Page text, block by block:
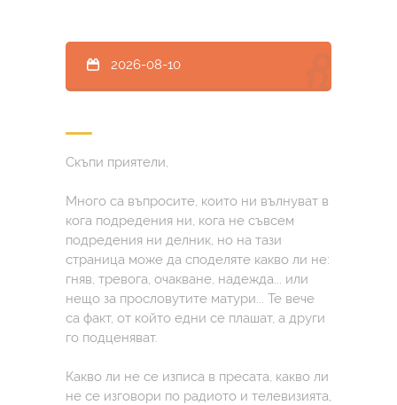
2026-08-10
Скъпи приятели,
Много са въпросите, които ни вълнуват в
кога подредения ни, кога не съвсем
подредения ни делник, но на тази
страница може да споделяте какво ли не:
гняв, тревога, очакване, надежда... или
нещо за прословутите матури... Те вече
са факт, от който едни се плашат, а други
го подценяват.
Какво ли не се изписа в пресата, какво ли
не се изговори по радиото и телевизията,